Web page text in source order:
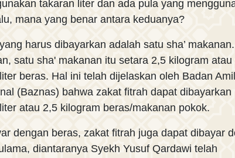
takaran liter dan ada pula yang
mana yang benar antara keduanya?
harus dibayarkan adalah satu sha’
satu sha' makanan itu setara 2,5 kilogram atau
beras. Hal ini telah dijelaskan oleh Badan Amil
(Baznas) bahwa zakat fitrah dapat dibayarkan
atau 2,5 kilogram beras/makanan pokok.
dengan beras, zakat fitrah juga dapat dibayar
diantaranya Syekh Yusuf Qardawi telah